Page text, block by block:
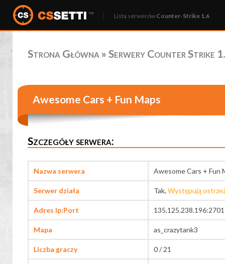
Lista serwerów Counter-Strike 1.6
Strona Główna » Serwery Counter Strike
Awesome Cars + Fun Maps
Szczegóły serwera:
Nazwa serwera Awesome Cars + Fun
Serwer działa Tak, Występują
Adres Ip:Port
Mapa as_crazytank3
Liczba graczy 0 / 21